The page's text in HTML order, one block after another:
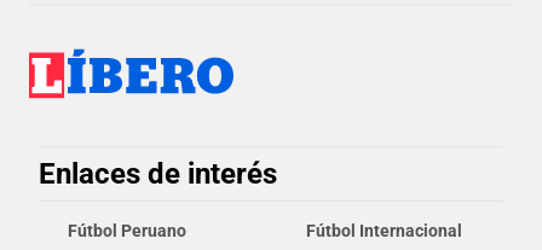
Enlaces de interés
Fútbol Peruano
Fútbol Internacional